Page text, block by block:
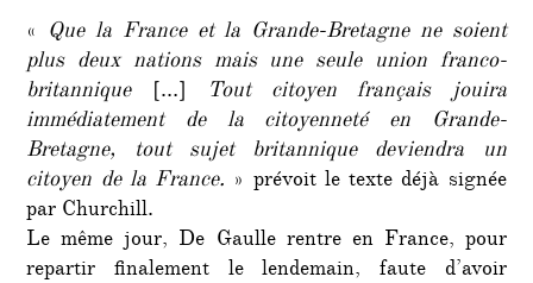
« Que la France et la Grande-Bretagne ne soient
plus deux nations mais une seule union franco-
britannique[…]
Tout citoyen français jouira
immédiatement de la citoyenneté en Grande-
Bretagne, tout sujet britannique deviendra un
citoyen de la France. » prévoit le texte déjà signée
par Churchill.
Le même jour, De Gaulle rentre en France, pour
repartir finalement le lendemain, faute d’avoir